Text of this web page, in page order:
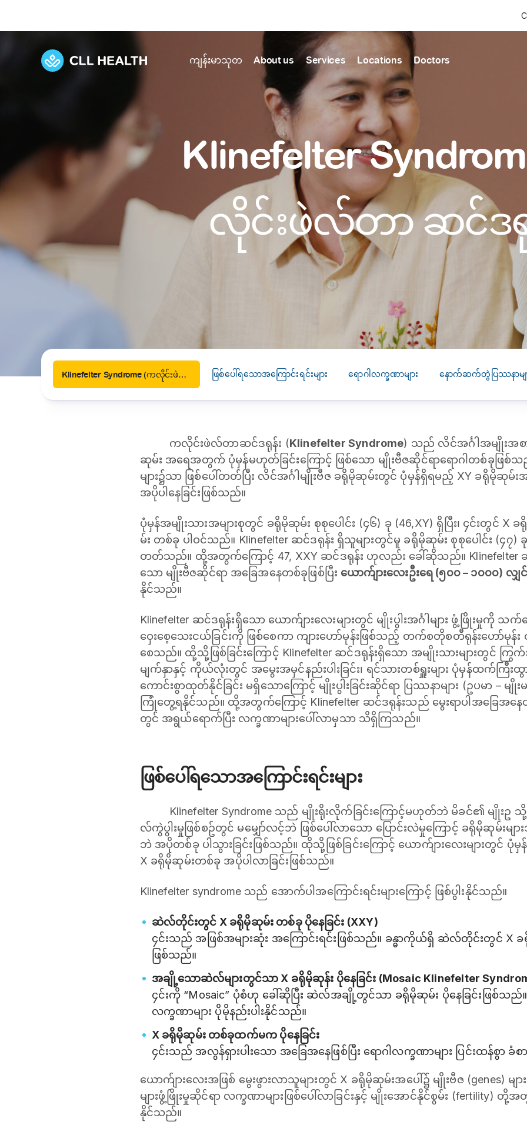
ကျန်းမာသုတ
View all health articles
Emergencies
Diseases and Conditions
Symptoms
Tests and Procedures
Drugs and Supplements
Find Health articles by first letter
A B C D E F
L
M N O P Q R S T U
V
W
X Y Z #
Or search by keyword
ALL ARTICLES
SEARCH
About us
About us
Discover our commitment to transforming healthcare
Our history
Careers
News &
PRESS RELEASE
16 JAN 2026
CLL HEALTH
Strengthens
Myanmar
Phyu
Yangon, Myanmar,
January 2026 —
HEALTH is pleased
Services
Explore Services
Comprehensive care for your health and well-being
Primary care Developmental screening
Immunisation Diagnostics
Digestive care Fertility care
Our
Trusted care for
Primary
to elderly
needed
Locations
Our Facilities
Comprehensive care for your health and well-being
Our polyclinics
Quality primary and specialty care near you
Our clinics
Diagnostics and treatment in one place
Dedicated to
healthcare services
Shin Saw Pu
A Top-Tier Primary
Local and Expatriate
Doctors
Klinefelter
လိုင်းဖဲလ်တာ ဆင်ဒရု
Klinefelter Syndrome (ကလိုင်းဖဲလ်တာ ဆင်ဒရုန်း) ဖြစ်ပေါ်ရသောအကြောင်းရင်းများ ‌ရောဂါလက္ခဏာများ နောက်ဆက်တွဲပြဿနာမျ
ကလိုင်းဖဲလ်တာဆင်ဒရုန်း (Klinefelter Syndrome) သည် လိင်အင်္ဂါအမျိုးအ
ဆုမ်း အရေအတွက် ပုံမှန်မဟုတ်ခြင်းကြောင့် ဖြစ်သော မျိုးဗီဇဆိုင်ရာရောဂါတစ်ခုဖြစ်သ
များ၌သာ ဖြစ်ပေါ်တတ်ပြီး လိင်အင်္ဂါမျိုးဗီဇ ခရိုမိုဆုမ်းတွင် ပုံမှန်ရှိရမည့် XY ခရိုမိုဆုမ်
အပိုပါနေခြင်းဖြစ်သည်။
ပုံမှန်အမျိုးသားအများစုတွင် ခရိုမိုဆုမ်း စုစုပေါင်း (၄၆) ခု (46,XY) ရှိပြီး၊ ၄င်းတွင်
မ်း တစ်ခု ပါဝင်သည်။ Klinefelter ဆင်ဒရုန်း ရှိသူများတွင်မူ ခရိုမိုဆုမ်း စုစုပေါင်း (၄၇) ခု
တတ်သည်။ ထို့အတွက်ကြောင့် 47, XXY ဆင်ဒရုန်း ဟုလည်း ခေါ်ဆိုသည်။ Klinefelter ဆ
သော မျိုးဗီဇဆိုင်ရာ အခြေအနေတစ်ခုဖြစ်ပြီး ယောက်ျားလေးဦးရေ (၅၀၀ – ၁၀၀၀) လျှ
နိုင်သည်။
Klinefelter ဆင်ဒရုန်းရှိသော ယောက်ျားလေးများတွင် မျိုးပွါးအင်္ဂါများ ဖွံ့ဖြိုးမှုကို သ
ဝှေးစေ့သေးငယ်ခြင်းကို ဖြစ်စေကာ ကျားဟော်မုန်းဖြစ်သည့် တက်စတိုစတီရုန်းဟော်မု
စေသည်။ ထို့သို့ဖြစ်ခြင်းကြောင့် Klinefelter ဆင်ဒရုန်းရှိသော အမျိုးသားများတွင် ကြွက်သ
မျက်နှာနှင့် ကိုယ်လုံးတွင် အမွေးအမှင်နည်းပါးခြင်း၊ ရင်သားတစ်ရှူးများ ပုံမှန်ထက်ကြီး
ကောင်းစွာထုတ်နိုင်ခြင်း မရှိသောကြောင့် မျိုးပွါးခြင်းဆိုင်ရာ ပြဿနာများ (ဥပမာ – မ
ကြုံတွေ့ရနိုင်သည်။ ထို့အတွက်ကြောင့် Klinefelter ဆင်ဒရုန်းသည် မွေးရာပါအခြေအန
တွင် အရွယ်ရောက်ပြီး ‌လက္ခဏာများပေါ်လာမှသာ သိရှိကြသည်။
ဖြစ်ပေါ်ရသောအကြောင်းရင်းများ
Klinefelter Syndrome သည် မျိုးရိုးလိုက်ခြင်းကြောင့်မဟုတ်ဘဲ မိခင်၏ မျို
လ်ကွဲပွါးမှုဖြစ်စဥ်တွင် မမျှော်လင့်ဘဲ ဖြစ်ပေါ်လာသော ပြောင်းလဲမှုကြောင့် ခရိုမိုဆုမ်း
ဘဲ အပိုတစ်ခု ပါသွားခြင်းဖြစ်သည်။ ထိုသို့ဖြစ်ခြင်းကြောင့် ယောက်ျားလေးများတွင် ပုံ
X ခရိုမိုဆုမ်းတစ်ခု အပိုပါလာခြင်းဖြစ်သည်။
Klinefelter syndrome သည် အောက်ပါအကြောင်းရင်းများကြောင့် ဖြစ်ပွါးနိုင်သည်။
ဆဲလ်တိုင်းတွင် X ခရိုမိုဆုမ်း တစ်ခု ပိုနေခြင်း (XXY)
၄င်းသည် အဖြစ်အများဆုံး အကြောင်းရင်းဖြစ်သည်။ ခန္ဓာကိုယ်ရှိ ဆဲလ်တိုင်းတွင် X ခရို
ဖြစ်သည်။
အချို့သောဆဲလ်များတွင်သာ X ခရိုမိုဆုန်း ပိုနေခြင်း (Mosaic Klinefelter
၄င်းကို “Mosaic” ပုံစံဟု ခေါ်ဆိုပြီး ဆဲလ်အချို့တွင်သာ ခရိုမိုဆုမ်း ပိုနေခြင်းဖြစ်သည်
လက္ခဏာများ ပိုမိုနည်းပါးနိုင်သည်။
X ခရိုမိုဆုမ်း တစ်ခုထက်မက ပိုနေခြင်း
၄င်းသည် အလွန်ရှားပါးသော အခြေအနေဖြစ်ပြီး ရောဂါလက္ခဏာများ ပြင်းထန်စွာ
ယောက်ျားလေးအဖြစ် မွေးဖွားလာသူများတွင် X ခရိုမိုဆုမ်းအပေါ်၌ မျိုးဗီဇ (genes) မျာ
များဖွံ့ဖြိုးမှုဆိုင်ရာ လက္ခဏာများဖြစ်ပေါ်လာခြင်းနှင့် မျိုးအောင်နိုင်စွမ်း (fertility)
နိုင်သည်။